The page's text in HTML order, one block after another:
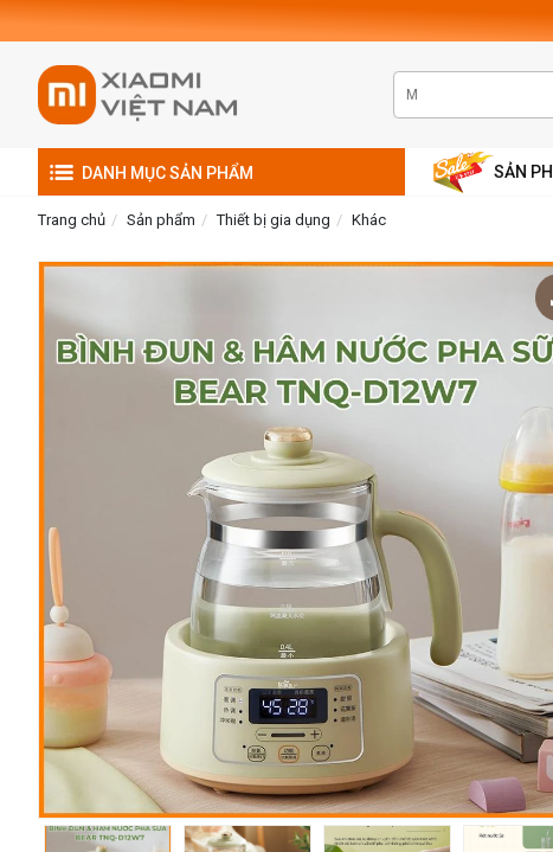
DANH MỤC SẢN PHẨM SẢN
Trang chủ Sản phẩm Thiết bị gia dụng Khác